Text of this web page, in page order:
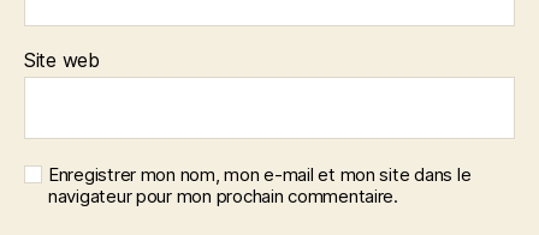
Site web
Enregistrer mon nom, mon e-mail et mon site dans le
navigateur pour mon prochain commentaire.